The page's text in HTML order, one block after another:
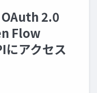
2.0
Flow
アクセス